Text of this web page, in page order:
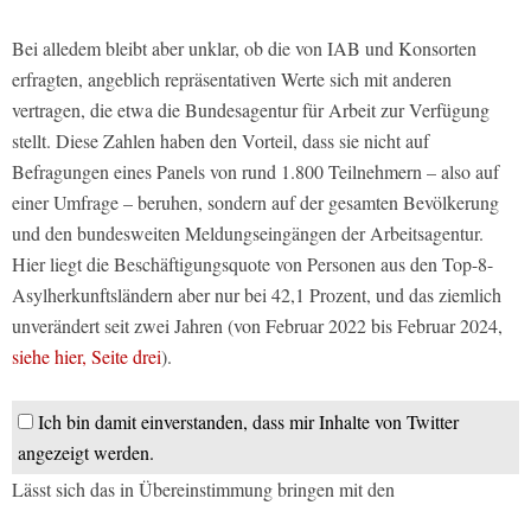
Bei alledem bleibt aber unklar, ob die von IAB und Konsorten
erfragten, angeblich repräsentativen Werte sich mit anderen
vertragen, die etwa die Bundesagentur für Arbeit zur Verfügung
stellt. Diese Zahlen haben den Vorteil, dass sie nicht auf
Befragungen eines Panels von rund 1.800 Teilnehmern – also auf
einer Umfrage – beruhen, sondern auf der gesamten Bevölkerung
und den bundesweiten Meldungseingängen der Arbeitsagentur.
Hier liegt die Beschäftigungsquote von Personen aus den Top-8-
Asylherkunftsländern aber nur bei 42,1 Prozent, und das ziemlich
unverändert seit zwei Jahren (von Februar 2022 bis Februar 2024,
siehe hier, Seite drei).
Ich bin damit einverstanden, dass mir Inhalte von Twitter
angezeigt werden.
Lässt sich das in Übereinstimmung bringen mit den